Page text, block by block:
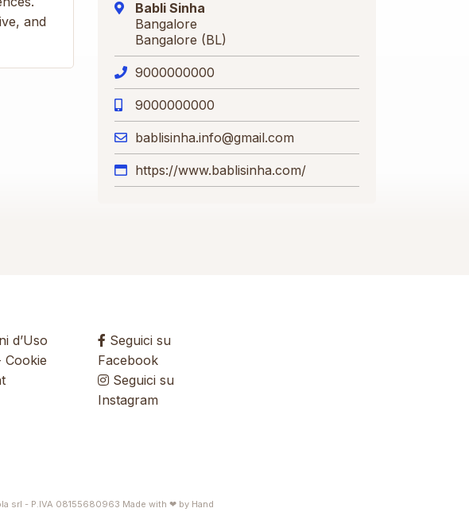
and
Babli Sinha
Bangalore
Bangalore (BL)
9000000000
9000000000
bablisinha.info@gmail.com
https://www.bablisinha.com/
d’Uso
Cookie
Seguici su
Facebook
Seguici su
Instagram
srl - P.IVA 08155680963 Made with ❤ by Hand